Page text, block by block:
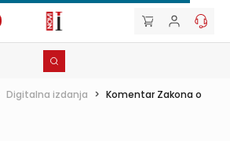
Digitalna izdanja > Komentar Zakona o